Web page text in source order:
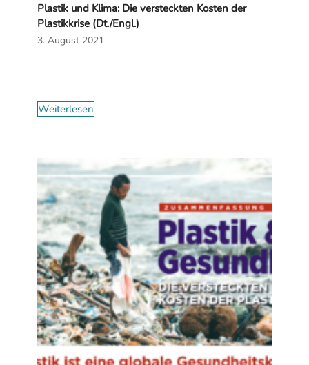
Plastik und Klima: Die versteckten Kosten der
Plastikkrise (Dt./Engl.)
3. August 2021
Weiterlesen